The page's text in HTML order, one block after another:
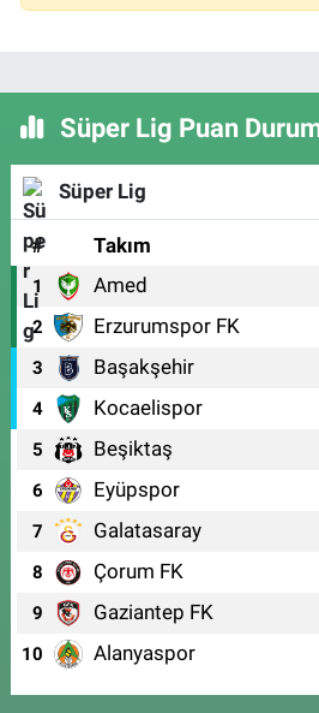
Süper Lig Puan
Süper Lig
# Takım
1 Amed
2 Erzurumspor FK
3 Başakşehir
4 Kocaelispor
5 Beşiktaş
6 Eyüpspor
7 Galatasaray
8 Çorum FK
9 Gaziantep FK
10 Alanyaspor